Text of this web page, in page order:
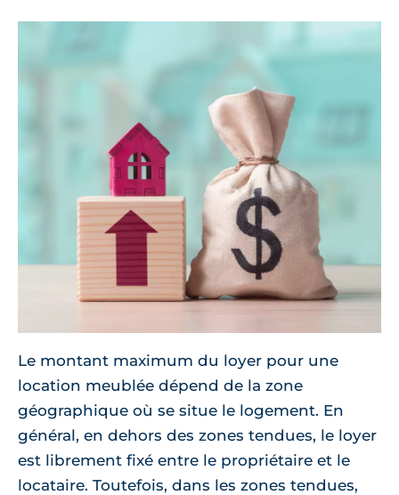
Le montant maximum du loyer pour une
location meublée dépend de la zone
géographique où se situe le logement. En
général, en dehors des zones tendues, le loyer
est librement fixé entre le propriétaire et le
locataire. Toutefois, dans les zones tendues,